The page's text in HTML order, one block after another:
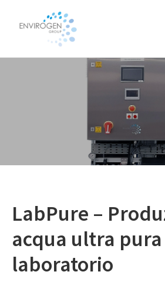
content
LabPure –
acqua ultra
laboratorio